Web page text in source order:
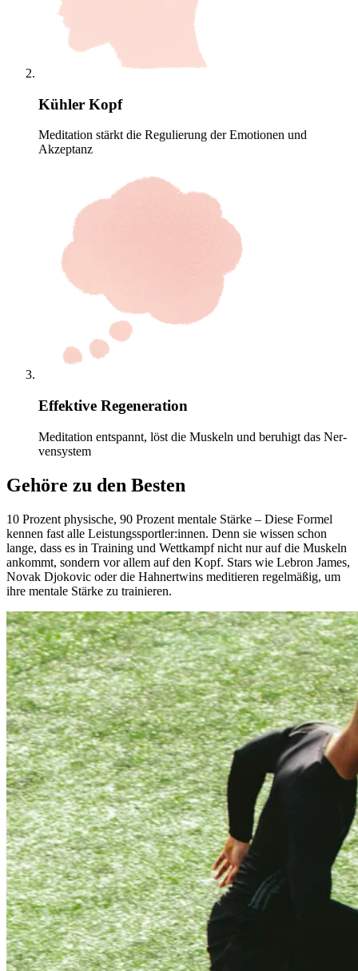
Kühler Kopf
Meditation stärkt die Regulierung der Emotionen und
Akzeptanz
Effektive Regeneration
Medi­ta­tion entspannt, löst die Mus­keln und beruhigt das Ner­
ven­sys­tem
Gehöre zu den Besten
10 Pro­zent phy­si­sche, 90 Pro­zent men­tale Stärke – Diese Formel
kennen fast alle Leis­tungs­sport­ler:innen. Denn sie wissen schon
lange, dass es in Trai­ning und Wett­kampf nicht nur auf die Mus­keln
ankommt, son­dern vor allem auf den Kopf. Stars wie Lebron James,
Novak Djo­ko­vic oder die Hah­nert­wins medi­tie­ren regel­mä­ßig, um
ihre men­tale Stärke zu trai­nie­ren.